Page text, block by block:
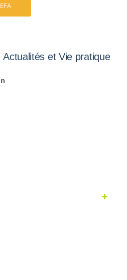
Actualités et Vie pratique